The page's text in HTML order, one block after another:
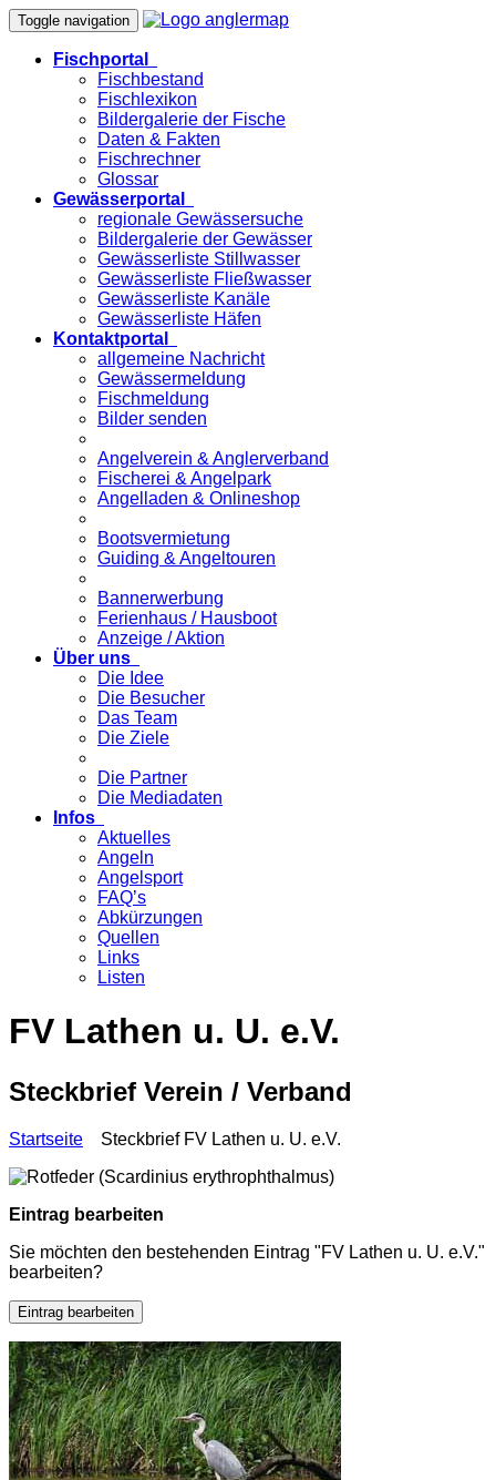
Toggle navigation
Fischportal
Fischbestand
Fischlexikon
Bildergalerie der Fische
Daten & Fakten
Fischrechner
Glossar
Gewässerportal
regionale Gewässersuche
Bildergalerie der Gewässer
Gewässerliste Stillwasser
Gewässerliste Fließwasser
Gewässerliste Kanäle
Gewässerliste Häfen
Kontaktportal
allgemeine Nachricht
Gewässermeldung
Fischmeldung
Bilder senden
Angelverein & Anglerverband
Fischerei & Angelpark
Angelladen & Onlineshop
Bootsvermietung
Guiding & Angeltouren
Bannerwerbung
Ferienhaus / Hausboot
Anzeige / Aktion
Über uns
Die Idee
Die Besucher
Das Team
Die Ziele
Die Partner
Die Mediadaten
Infos
Aktuelles
Angeln
Angelsport
FAQ’s
Abkürzungen
Quellen
Links
Listen
FV Lathen u. U. e.V.
Steckbrief Verein / Verband
Startseite Steckbrief FV Lathen u. U. e.V.
Eintrag bearbeiten
Sie möchten den bestehenden Eintrag "FV Lathen u. U. e.V."
bearbeiten?
Eintrag bearbeiten